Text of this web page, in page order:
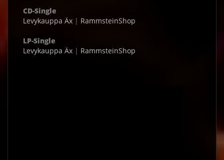
CD-Single
Levykauppa Äx | RammsteinShop
LP-Single
Levykauppa Äx | RammsteinShop